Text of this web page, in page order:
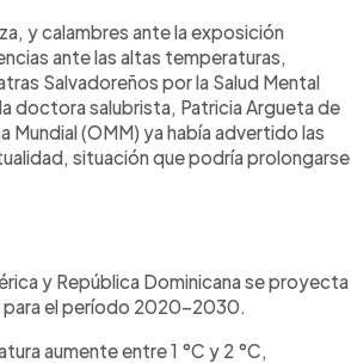
y calambres ante la exposición
ante las altas temperaturas,
Salvadoreños por la Salud Mental
doctora salubrista, Patricia Argueta de
(OMM) ya había advertido las
situación que podría prolongarse
y República Dominicana se proyecta
el período 2020-2030.
aumente entre 1 °C y 2 °C,